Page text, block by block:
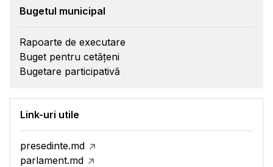
Bugetul municipal
Rapoarte de executare
Buget pentru cetățeni
Bugetare participativă
Link-uri utile
presedinte.md
parlament.md